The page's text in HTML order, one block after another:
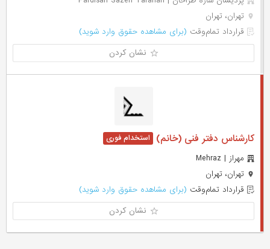
تهران، تهران
قرارداد تمام‌وقت (برای مشاهده حقوق وارد شوید)
نشان کردن
کارشناس دفتر فنی (خانم)
مهراز | Mehraz
تهران، تهران
قرارداد تمام‌وقت (برای مشاهده حقوق وارد شوید)
نشان کردن